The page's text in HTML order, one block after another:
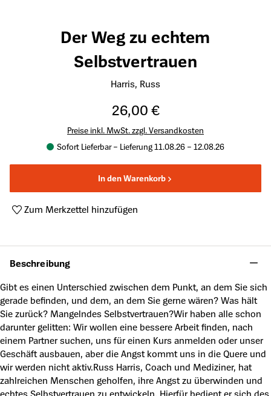
Der Weg zu echtem
Selbstvertrauen
Harris, Russ
26,00 €
Preise inkl. MwSt. zzgl. Versandkosten
Sofort Lieferbar – Lieferung 11.08.26 – 12.08.26
In den Warenkorb
Zum Merkzettel hinzufügen
Beschreibung
Gibt es einen Unterschied zwischen dem Punkt, an dem Sie sich
gerade befinden, und dem, an dem Sie gerne wären? Was hält
Sie zurück? Mangelndes Selbstvertrauen?Wir haben alle schon
darunter gelitten: Wir wollen eine bessere Arbeit finden, nach
einem Partner suchen, uns für einen Kurs anmelden oder unser
Geschäft ausbauen, aber die Angst kommt uns in die Quere und
wir werden nicht aktiv.Russ Harris, Coach und Mediziner, hat
zahlreichen Menschen geholfen, ihre Angst zu überwinden und
echtes Selbstvertrauen zu entwickeln. Hierfür bedient er sich des